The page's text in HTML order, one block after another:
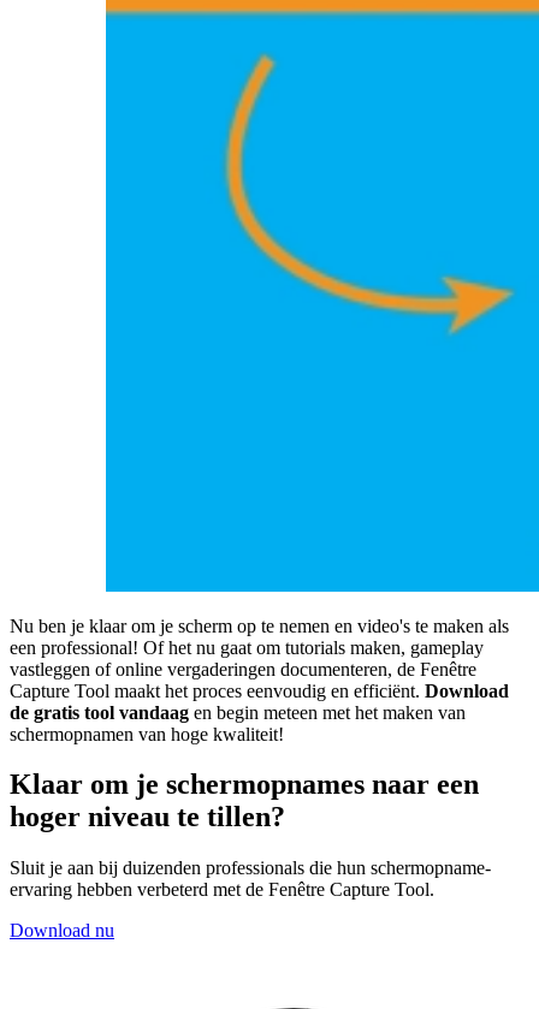
Nu ben je klaar om je scherm op te nemen en video's te maken als
een professional! Of het nu gaat om tutorials maken, gameplay
vastleggen of online vergaderingen documenteren, de Fenêtre
Capture Tool maakt het proces eenvoudig en efficiënt. Download
de gratis tool vandaag en begin meteen met het maken van
schermopnamen van hoge kwaliteit!
Klaar om je schermopnames naar een
hoger niveau te tillen?
Sluit je aan bij duizenden professionals die hun schermopname-
ervaring hebben verbeterd met de Fenêtre Capture Tool.
Download nu